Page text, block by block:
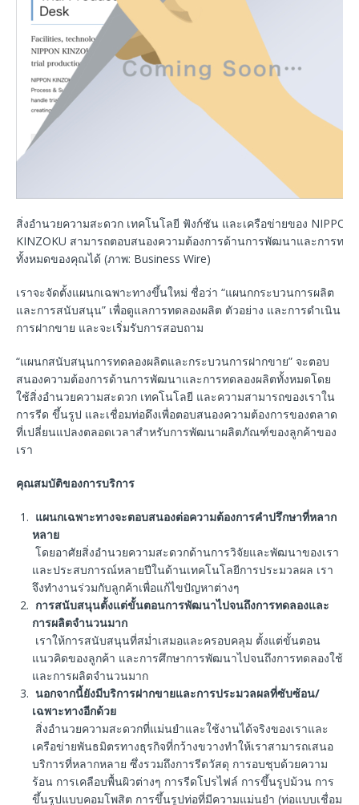
สิ่งอำนวยความสะดวก เทคโนโลยี ฟังก์ชัน และเครือข่ายของ NIPPON
KINZOKU สามารถตอบสนองความต้องการด้านการพัฒนาและการทด
ทั้งหมดของคุณได้ (ภาพ: Business Wire)
เราจะจัดตั้งแผนกเฉพาะทางขึ้นใหม่ ชื่อว่า “แผนกกระบวนการผลิต
และการสนับสนุน” เพื่อดูแลการทดลองผลิต ตัวอย่าง และการดำเนิน
การฝากขาย และจะเริ่มรับการสอบถาม
“แผนกสนับสนุนการทดลองผลิตและกระบวนการฝากขาย” จะตอบ
สนองความต้องการด้านการพัฒนาและการทดลองผลิตทั้งหมดโดย
ใช้สิ่งอำนวยความสะดวก เทคโนโลยี และความสามารถของเราใน
การรีด ขึ้นรูป และเชื่อมท่อดึงเพื่อตอบสนองความต้องการของตลาด
ที่เปลี่ยนแปลงตลอดเวลาสำหรับการพัฒนาผลิตภัณฑ์ของลูกค้าของ
เรา
คุณสมบัติของการบริการ
แผนกเฉพาะทางจะตอบสนองต่อความต้องการคำปรึกษาที่หลาก
หลาย
โดยอาศัยสิ่งอำนวยความสะดวกด้านการวิจัยและพัฒนาของเรา
และประสบการณ์หลายปีในด้านเทคโนโลยีการประมวลผล เรา
จึงทำงานร่วมกับลูกค้าเพื่อแก้ไขปัญหาต่างๆ
การสนับสนุนตั้งแต่ขั้นตอนการพัฒนาไปจนถึงการทดลองและ
การผลิตจำนวนมาก
เราให้การสนับสนุนที่สม่ำเสมอและครอบคลุม ตั้งแต่ขั้นตอน
แนวคิดของลูกค้า และการศึกษาการพัฒนาไปจนถึงการทดลองใช้
และการผลิตจำนวนมาก
นอกจากนี้ยังมีบริการฝากขายและการประมวลผลที่ซับซ้อน/
เฉพาะทางอีกด้วย
สิ่งอำนวยความสะดวกที่แม่นยำและใช้งานได้จริงของเราและ
เครือข่ายพันธมิตรทางธุรกิจที่กว้างขวางทำให้เราสามารถเสนอ
บริการที่หลากหลาย ซึ่งรวมถึงการรีดวัสดุ การอบชุบด้วยความ
ร้อน การเคลือบพื้นผิวต่างๆ การรีดโปรไฟล์ การขึ้นรูปม้วน การ
ขึ้นรูปแบบคอมโพสิต การขึ้นรูปท่อที่มีความแม่นยำ (ท่อแบบเชื่อม